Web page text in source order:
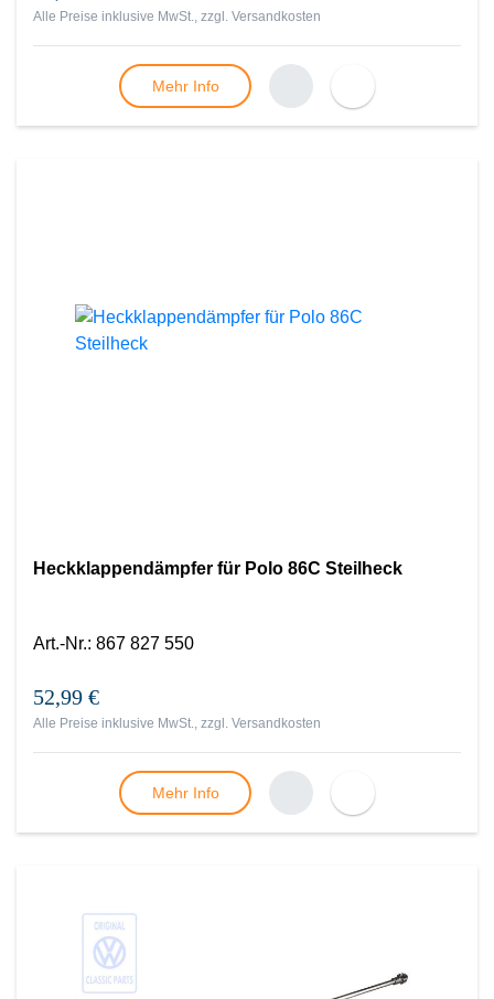
Alle Preise inklusive MwSt., zzgl. Versandkosten
Mehr Info
Heckklappendämpfer für Polo 86C Steilheck
Art.-Nr.: 867 827 550
52,99 €
Alle Preise inklusive MwSt., zzgl. Versandkosten
Mehr Info